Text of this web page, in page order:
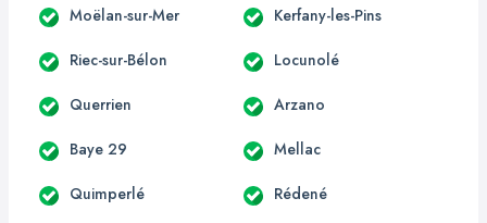
Moëlan-sur-Mer Kerfany-les-Pins
Riec-sur-Bélon Locunolé
Querrien Arzano
Baye 29 Mellac
Quimperlé Rédené